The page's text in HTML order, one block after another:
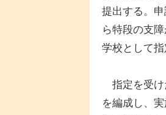
提出する。
ら特段の支
学校として指
指定を受け
を編成し、